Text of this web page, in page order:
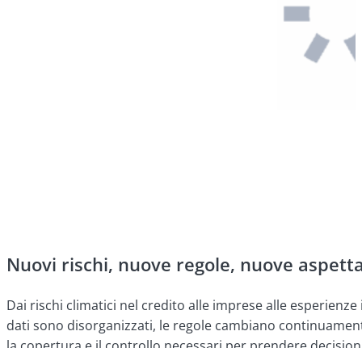
Nuovi rischi, nuove regole, nuove
Dai rischi climatici nel credito alle imprese alle
dati sono disorganizzati, le regole cambiano